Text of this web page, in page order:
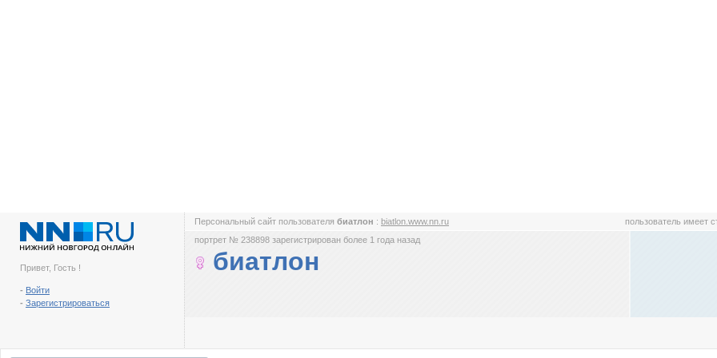
Привет, Гость !
- Войти
- Зарегистрироваться
Персональный сайт пользователя биатлон : biatlon.www.nn.ru пользователь имеет
портрет № 238898 зарегистрирован более 1 года назад
биатлон